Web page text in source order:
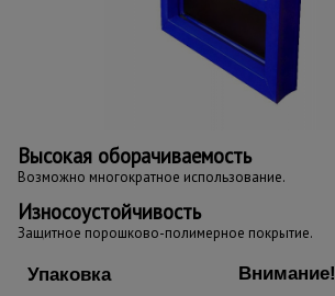
Высокая оборачиваемость
Возможно многократное использование.
Износоустойчивость
Защитное порошково-полимерное покрытие.
Упаковка Внимание!